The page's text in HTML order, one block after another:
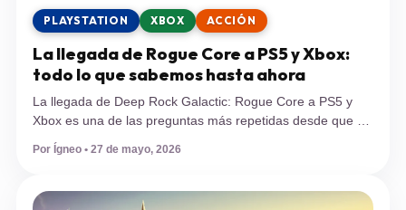
PLAYSTATION XBOX ACCIÓN
La llegada de Rogue Core a PS5 y Xbox:
todo lo que sabemos hasta ahora
La llegada de Deep Rock Galactic: Rogue Core a PS5 y
Xbox es una de las preguntas más repetidas desde que el
juego aterrizó en acceso anticipado de Steam el 20 de
mayo. Por ahora, Ghost Ship Games no ha dado una
Rock Galactic: […]
Por Ígneo • 27 de mayo, 2026